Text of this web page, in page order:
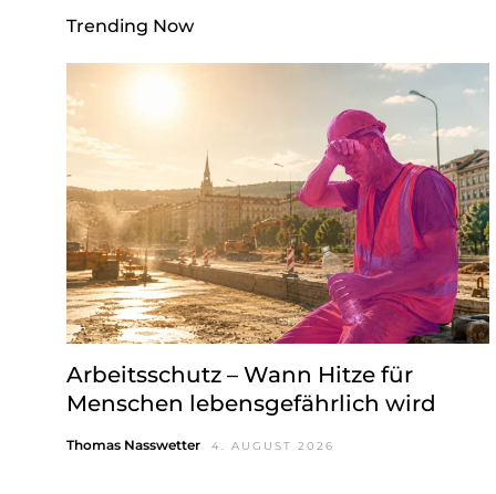
h
Trending Now
Arbeitsschutz – Wann Hitze für
Menschen lebensgefährlich wird
Thomas Nasswetter 4. AUGUST 2026